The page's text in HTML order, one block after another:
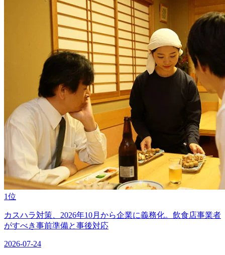
1位
カスハラ対策、2026年10月から企業に義務化。飲食店事業者
がすべき事前準備と事後対応
2026-07-24